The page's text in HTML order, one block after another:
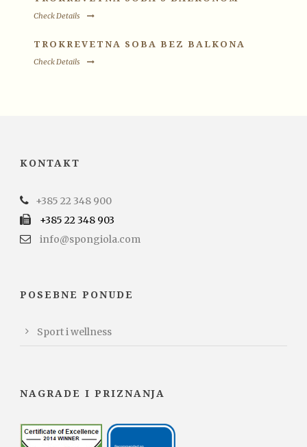
Check Details
TROKREVETNA SOBA BEZ BALKONA
Check Details
KONTAKT
+385 22 348 900
+385 22 348 903
info@spongiola.com
POSEBNE PONUDE
Sport i wellness
NAGRADE I PRIZNANJA